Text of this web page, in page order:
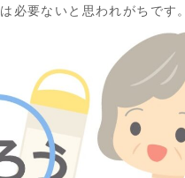
必要ないと思われがちです。